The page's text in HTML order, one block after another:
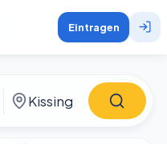
Eintragen